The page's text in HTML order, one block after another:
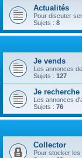
Actualités
Pour discuter
Sujets : 8
Je vends
Les annonces
Sujets : 127
Je recherche
Les annonces
Sujets : 76
Collector
Pour stocker les